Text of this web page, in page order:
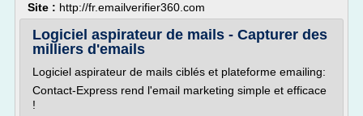
Site : http://fr.emailverifier360.com
Logiciel aspirateur de mails - Capturer des
milliers d'emails
Logiciel aspirateur de mails ciblés et plateforme emailing:
Contact-Express rend l'email marketing simple et efficace
!